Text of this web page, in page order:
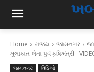
Home રાજ્ય જામનગર
મુલાકાત લેતા પુર્વ કૃષિમંત્રી -
જામનગર વિડિઓ